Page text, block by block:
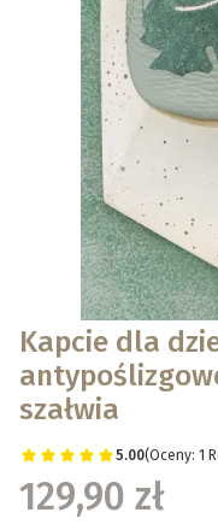
Kapcie dla
szałwia
5.00(Oceny: 1
129,90 zł